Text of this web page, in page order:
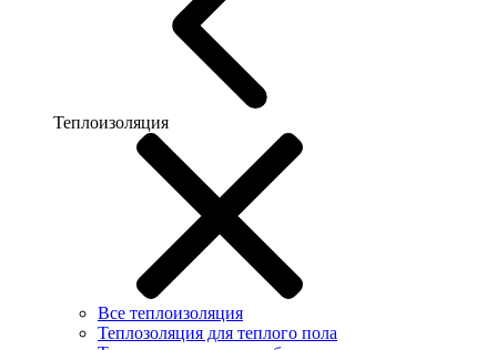
Теплоизоляция
Все теплоизоляция
Теплозоляция для теплого пола